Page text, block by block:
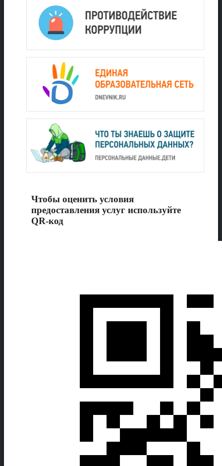
Чтобы оценить условия
предоставления услуг используйте
QR-код